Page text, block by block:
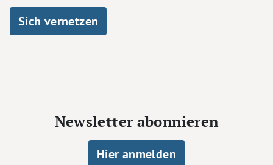
Sich vernetzen
Newsletter abonnieren
Hier anmelden